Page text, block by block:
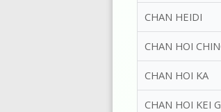
CHAN HEIDI
CHAN HOI
CHAN HOI KA
CHAN HOI KEI